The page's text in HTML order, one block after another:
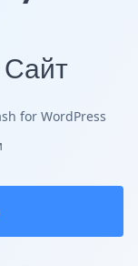
for WordPress